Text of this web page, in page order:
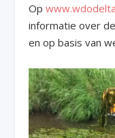
Op
informatie over
en op basis van